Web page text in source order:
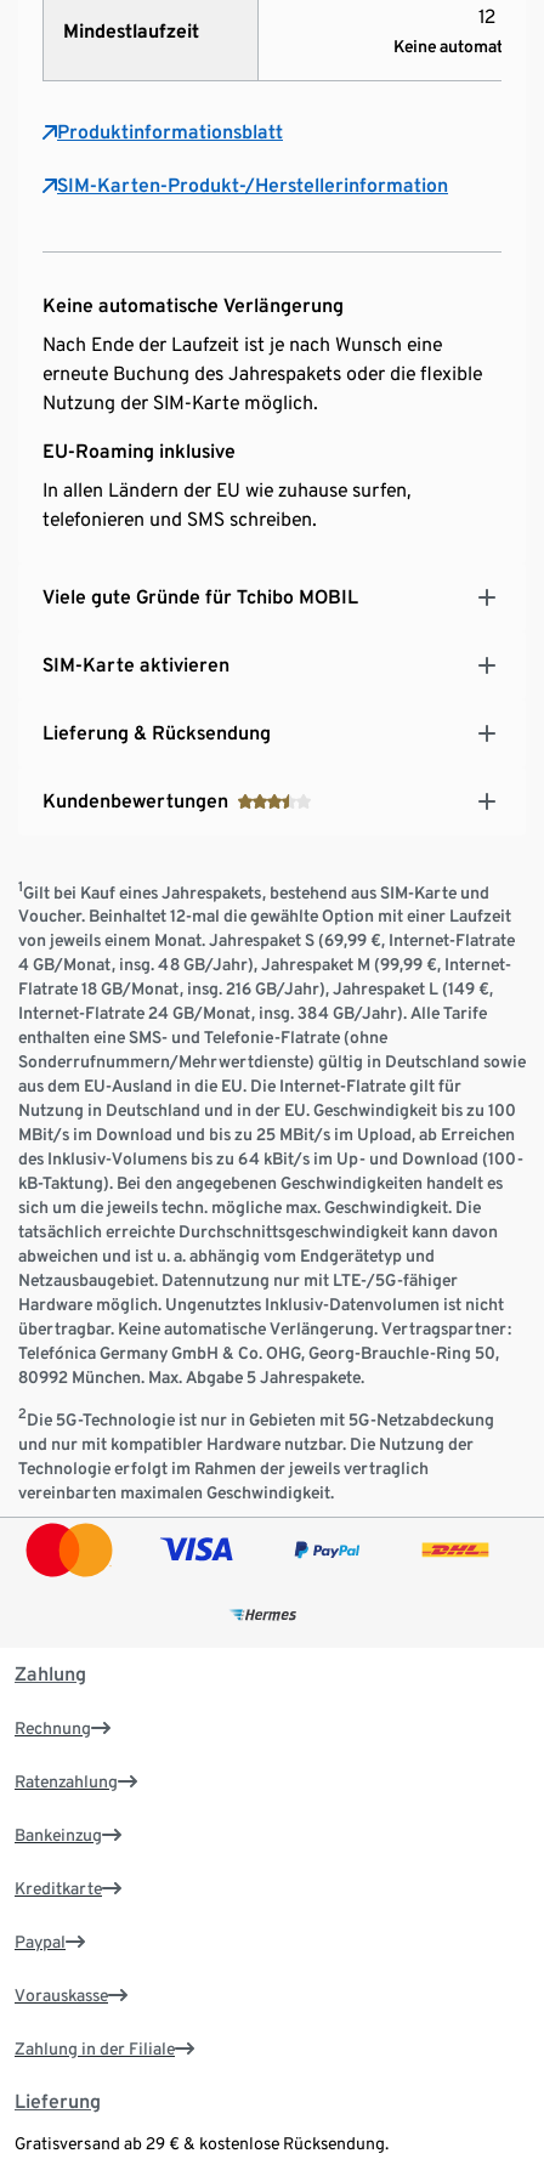
Mindestlaufzeit
12
Keine
Produktinformationsblatt
SIM-Karten-Produkt-/Herstellerinformation
Keine automatische Verlängerung
Nach Ende der Laufzeit ist je nach Wunsch eine
erneute Buchung des Jahrespakets oder die flexible
Nutzung der SIM-Karte möglich.
EU-Roaming inklusive
In allen Ländern der EU wie zuhause surfen,
telefonieren und SMS schreiben.
Viele gute Gründe für Tchibo MOBIL
SIM-Karte aktivieren
Lieferung & Rücksendung
Kundenbewertungen
1Gilt bei Kauf eines Jahrespakets, bestehend aus SIM-Karte und
Voucher. Beinhaltet 12-mal die gewählte Option mit einer Laufzeit
von jeweils einem Monat. Jahrespaket S (69,99 €, Internet-Flatrate
4 GB/Monat, insg. 48 GB/Jahr), Jahrespaket M (99,99 €, Internet-
Flatrate 18 GB/Monat, insg. 216 GB/Jahr), Jahrespaket L (149 €,
Internet-Flatrate 24 GB/Monat, insg. 384 GB/Jahr). Alle Tarife
enthalten eine SMS- und Telefonie-Flatrate (ohne
Sonderrufnummern/Mehrwertdienste) gültig in Deutschland sowie
aus dem EU-Ausland in die EU. Die Internet-Flatrate gilt für
Nutzung in Deutschland und in der EU. Geschwindigkeit bis zu 100
MBit/s im Download und bis zu 25 MBit/s im Upload, ab Erreichen
des Inklusiv-Volumens bis zu 64 kBit/s im Up- und Download (100-
kB-Taktung). Bei den angegebenen Geschwindigkeiten handelt es
sich um die jeweils techn. mögliche max. Geschwindigkeit. Die
tatsächlich erreichte Durchschnittsgeschwindigkeit kann davon
abweichen und ist u. a. abhängig vom Endgerätetyp und
Netzausbaugebiet. Datennutzung nur mit LTE-/5G-fähiger
Hardware möglich. Ungenutztes Inklusiv-Datenvolumen ist nicht
übertragbar. Keine automatische Verlängerung. Vertragspartner:
Telefónica Germany GmbH & Co. OHG, Georg-Brauchle-Ring 50,
80992 München. Max. Abgabe 5 Jahrespakete.
2Die 5G-Technologie ist nur in Gebieten mit 5G-Netzabdeckung
und nur mit kompatibler Hardware nutzbar. Die Nutzung der
Technologie erfolgt im Rahmen der jeweils vertraglich
vereinbarten maximalen Geschwindigkeit.
Zahlung
Rechnung
Ratenzahlung
Bankeinzug
Kreditkarte
Paypal
Vorauskasse
Zahlung in der Filiale
Lieferung
Gratisversand ab 29 € & kostenlose Rücksendung.